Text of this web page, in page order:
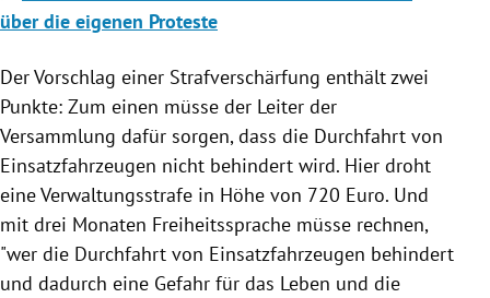
über die eigenen Proteste
Der Vorschlag einer Strafverschärfung enthält zwei
Punkte: Zum einen müsse der Leiter der
Versammlung dafür sorgen, dass die Durchfahrt von
Einsatzfahrzeugen nicht behindert wird. Hier droht
eine Verwaltungsstrafe in Höhe von 720 Euro. Und
mit drei Monaten Freiheitssprache müsse rechnen,
"wer die Durchfahrt von Einsatzfahrzeugen behindert
und dadurch eine Gefahr für das Leben und die